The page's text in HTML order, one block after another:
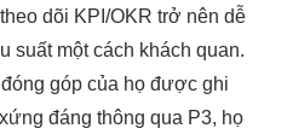
dõi KPI/OKR trở nên dễ
suất một cách khách quan.
góp của họ được ghi
đáng thông qua P3, họ